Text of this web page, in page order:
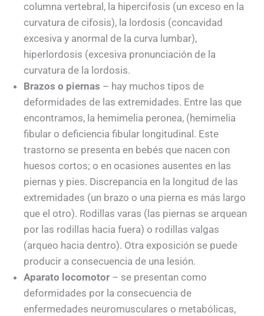
columna vertebral, la hipercifosis (un exceso en la
curvatura de cifosis), la lordosis (concavidad
excesiva y anormal de la curva lumbar),
hiperlordosis (excesiva pronunciación de la
curvatura de la lordosis.
Brazos o piernas – hay muchos tipos de
deformidades de las extremidades. Entre las que
encontramos, la hemimelia peronea, (hemimelia
fibular o deficiencia fibular longitudinal. Este
trastorno se presenta en bebés que nacen con
huesos cortos; o en ocasiones ausentes en las
piernas y pies. Discrepancia en la longitud de las
extremidades (un brazo o una pierna es más largo
que el otro). Rodillas varas (las piernas se arquean
por las rodillas hacia fuera) o rodillas valgas
(arqueo hacia dentro). Otra exposición se puede
producir a consecuencia de una lesión.
Aparato locomotor – se presentan como
deformidades por la consecuencia de
enfermedades neuromusculares o metabólicas,